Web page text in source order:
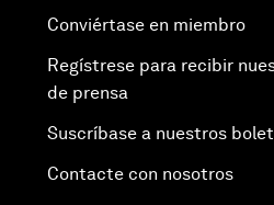
Conviértase en miembro
Regístrese para recibir
de prensa
Suscríbase a nuestros
Contacte con nosotros